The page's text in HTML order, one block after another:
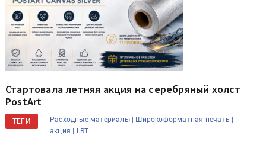
Стартовала летняя акция на серебряный холст
PostArt
ТЕГИ Расходные материалы | Широкоформатная печать |
акция | LRT |